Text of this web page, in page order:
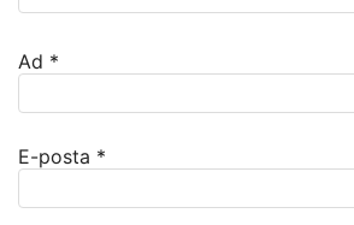
Ad *
E-posta *